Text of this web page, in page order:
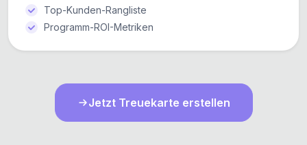
Top-Kunden-Rangliste
Programm-ROI-Metriken
Jetzt Treuekarte erstellen